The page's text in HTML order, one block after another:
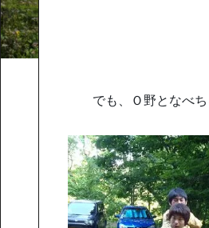
でも、Ｏ野となべ